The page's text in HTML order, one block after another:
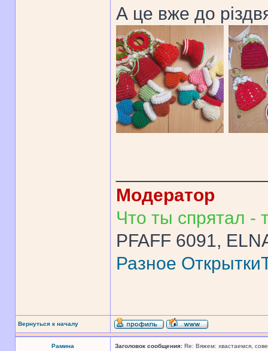
А це вже до
Модератор
Что ты спрятал -
PFAFF 6091,
Разное Открытки
Вернуться к началу
Рамина Заголовок сообщения: Re: Вяжем: хвастаемся,